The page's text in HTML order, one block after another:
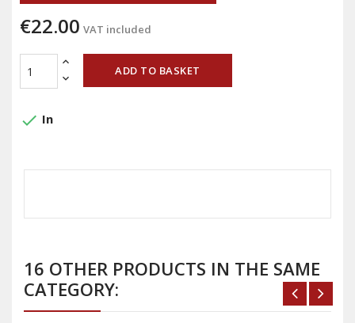
€22.00 VAT included
ADD TO BASKET
done In
16 OTHER PRODUCTS IN THE SAME
CATEGORY: